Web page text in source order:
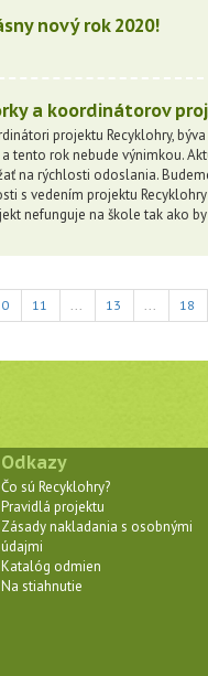
nový rok 2020!
a koordinátorov
projektu Recyklohry,
tento rok nebude výnimkou.
na rýchlosti odoslania.
s vedením projektu
nefunguje na škole tak ako
11 ... 13 ... 18
Odkazy
Čo sú Recyklohry?
Pravidlá projektu
Zásady nakladania s osobnými
údajmi
Katalóg odmien
Na stiahnutie